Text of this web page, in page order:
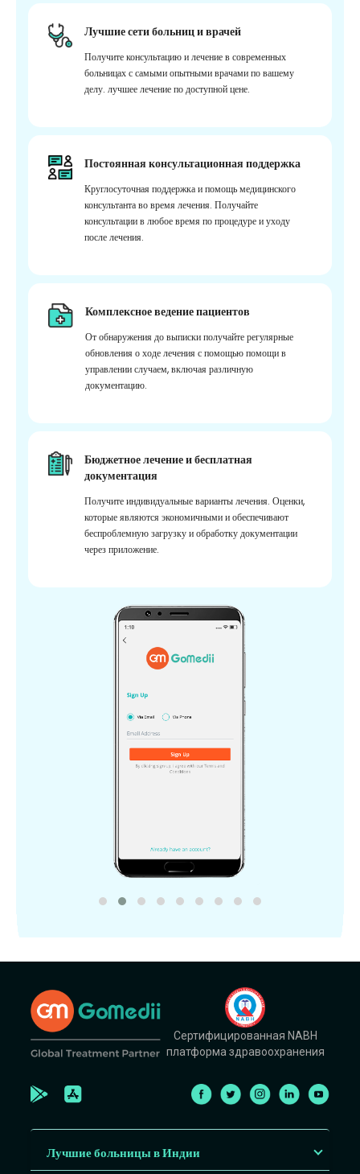
Лучшие сети больниц и врачей
Получите консультацию и лечение в современных
больницах с самыми опытными врачами по вашему
делу. лучшее лечение по доступной цене.
Постоянная консультационная поддержка
Круглосуточная поддержка и помощь медицинского
консультанта во время лечения. Получайте
консультации в любое время по процедуре и уходу
после лечения.
Комплексное ведение пациентов
От обнаружения до выписки получайте регулярные
обновления о ходе лечения с помощью помощи в
управлении случаем, включая различную
документацию.
Бюджетное лечение и бесплатная
документация
Получите индивидуальные варианты лечения. Оценки,
которые являются экономичными и обеспечивают
беспроблемную загрузку и обработку документации
через приложение.
Сертифицированная NABH
платформа здравоохранения
Лучшие больницы в Индии